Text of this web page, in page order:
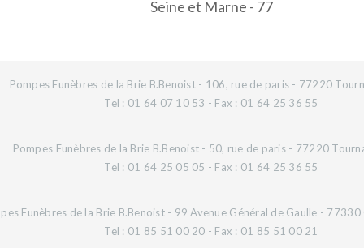
Seine et Marne - 77
Pompes Funèbres de la Brie B.Benoist - 106, rue de paris - 77220
Tel : 01 64 07 10 53 - Fax : 01 64 25 36 55
Pompes Funèbres de la Brie B.Benoist - 50, rue de paris - 77220
Tel : 01 64 25 05 05 - Fax : 01 64 25 36 55
Funèbres de la Brie B.Benoist - 99 Avenue Général de Gaulle -
Tel : 01 85 51 00 20 - Fax : 01 85 51 00 21